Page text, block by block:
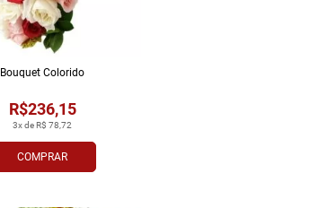
COMPRAR
3x de R$ 78,72
R$236,15
Bouquet Colorido